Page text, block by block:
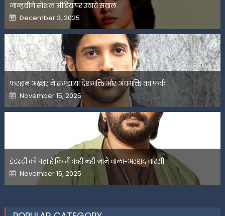
जान्हवीने सोशल मीडियापर उठाये सवाल
Posted
on
December 3, 2025
फरहान अख्तर ने समझाया देशभक्ति और अंधभक्ति का फर्क
Posted
on
November 15, 2025
इंडस्ट्री को पता है कि मैं कहीं नहीं जाने वाला-अरशद वारसी
Posted
on
November 15, 2025